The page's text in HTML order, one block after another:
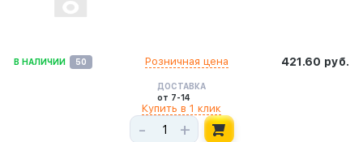
В НАЛИЧИИ 50 421.60 руб.
Розничная цена
ДОСТАВКА
от 7-14
- +
Купить в 1 клик